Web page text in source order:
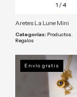
1 /4
Aretes La Lune Mini
Categorías: Productos,
Regalos
Envío gratis